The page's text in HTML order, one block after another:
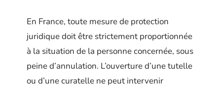
En France, toute mesure de protection
juridique doit être strictement proportionnée
à la situation de la personne concernée, sous
peine d’annulation. L’ouverture d’une tutelle
ou d’une curatelle ne peut intervenir